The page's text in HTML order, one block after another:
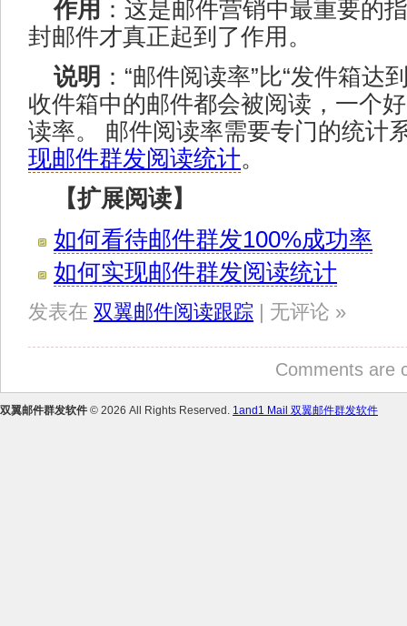
作用 ：这是邮件营销中最重要的
封邮件才真正起到了作用。
说明 ：“邮件阅读率”比“发件箱达
收件箱中的邮件都会被阅读，一个
读率。 邮件阅读率需要专门的统计
现邮件群发阅读统计。
【扩展阅读】
如何看待邮件群发100%成功率
如何实现邮件群发阅读统计
发表在 双翼邮件阅读跟踪 | 无评论 »
Comments are
双翼邮件群发软件 © 2026 All Rights Reserved. 1and1 Mail 双翼邮件群发软件